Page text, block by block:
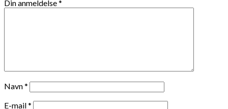
Din anmeldelse*
Navn*
E-mail*